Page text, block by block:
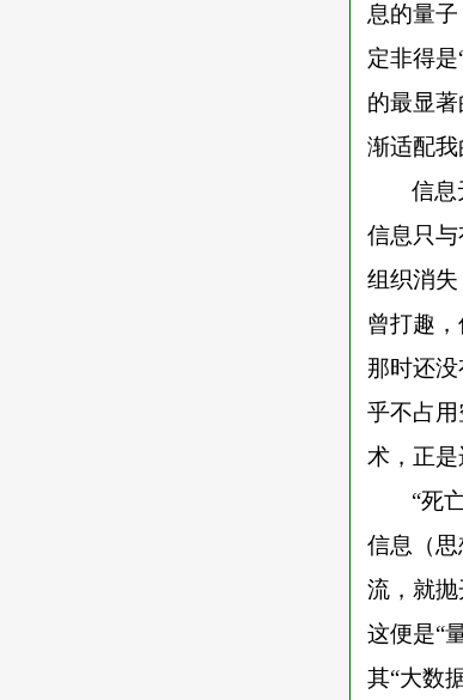
息的量
定非得
的最显
渐适配我
信息
信息只
组织消
曾打趣
那时还
乎不占
术，正是
“死
信息（
流，就
这便是“
其“大数